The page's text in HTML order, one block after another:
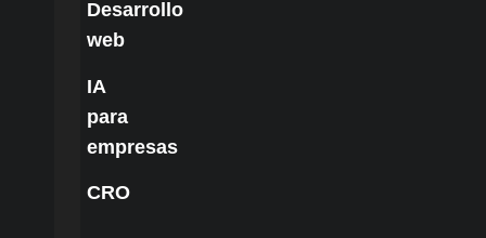
Desarrollo
web
IA
para
empresas
CRO